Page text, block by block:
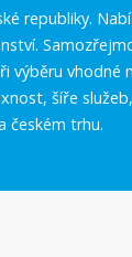
republiky.
výběru
šíře
českém trhu.